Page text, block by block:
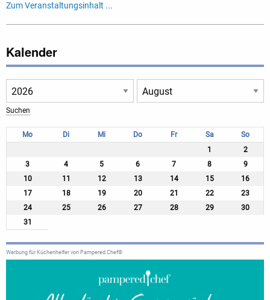
Zum Veranstaltungsinhalt ...
Kalender
Mo Di Mi Do Fr Sa
So
1
2
3
4 5 6 7 8
9
10
11 12 13 14 15
16
17
18 19 20 21 22
23
24
25 26 27 28 29
30
31
Werbung für Küchenhelfer von Pampered Chef®